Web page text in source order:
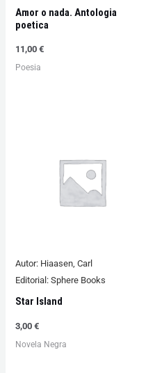
Amor o nada. Antologia
poetica
11,00€
Poesia
Autor: Hiaasen, Carl
Editorial: Sphere Books
Star Island
3,00€
Novela Negra